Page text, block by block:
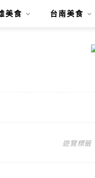
美食 台南美食
遊覽標籤